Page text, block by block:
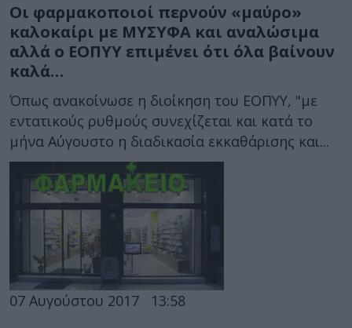
Οι φαρμακοποιοί περνούν «μαύρο»
καλοκαίρι με ΜΥΣΥΦΑ και αναλώσιμα
αλλά ο ΕΟΠΥΥ επιμένει ότι όλα βαίνουν
καλά…
Όπως ανακοίνωσε η διοίκηση του ΕΟΠΥΥ, "με
εντατικούς ρυθμούς συνεχίζεται και κατά το
μήνα Αύγουστο η διαδικασία εκκαθάρισης και...
07 Αυγούστου 2017 13:58